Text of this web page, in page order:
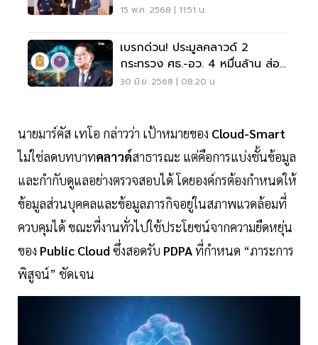
15 พ.ค. 2568 | 11:51 น.
เบรกด่วน! ประมูลคลาวด์ 2
กระทรวง ศธ.-อว. 4 หมื่นล้าน ส่อ
เอื้อเอกชน
30 มิ.ย. 2568 | 08:20 น.
นายมาร์คัส เทโอ กล่าวว่า เป้าหมายของ Cloud-Smart
ไม่ใช่ลดบทบาทคลาวด์สาธารณะ แต่คือการแบ่งชั้นข้อมูล
และกำกับดูแลอย่างตรวจสอบได้ โดยองค์กรต้องกำหนดให้
ข้อมูลส่วนบุคคลและข้อมูลภารกิจอยู่ในสภาพแวดล้อมที่
ควบคุมได้ ขณะที่งานทั่วไปใช้ประโยชน์จากความยืดหยุ่น
ของ Public Cloud ซึ่งสอดรับ PDPAที่กำหนด “ภาระการ
พิสูจน์” ชัดเจน